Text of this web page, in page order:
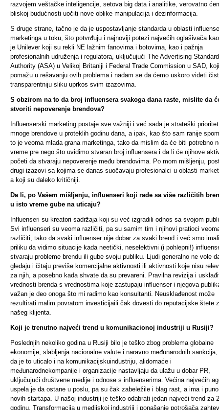
razvojem veštačke inteligencije, setova big data i analitike, verovatno
bliskoj budućnosti uočiti nove oblike manipulacija i dezinformacija.
S druge strane, tačno je da je uspostavljanje standarda u oblasti
marketinga u toku, što potvrđuju i najnoviji potezi najvećih oglašivača
je Unilever koji su rekli NE lažnim fanovima i botovima, kao i pažnja
profesionalnih udruženja i regulatora, uključujući The Advertising
Authority (ASA) u Velikoj Britaniji i Federal Trade Commission u SAD, koji
pomažu u rešavanju ovih problema i nadam se da ćemo uskoro videti
transparentniju sliku uprkos svim izazovima.
S obzirom na to da broj influensera svakoga dana raste, mislite da
stvoriti nepoverenje brendova?
Influenserski marketing postaje sve važniji i već sada je strateški
mnoge brendove u proteklih godinu dana, a ipak, kao što sam ranije
to je veoma mlada grana marketinga, tako da mislim da će biti potrebno
vreme pre nego što uvidimo stvaran broj influensera i da li će njihove
početi da stvaraju nepoverenje među brendovima. Po mom mišljenju,
drugi izazovi sa kojima se danas suočavaju profesionalci u oblasti
a koji su daleko kritičniji.
Da li, po Vašem mišljenju, influenseri koji rade sa više različitih
u isto vreme gube na uticaju?
Influenseri su kreatori sadržaja koji su već izgradili odnos sa svojom
Svi influenseri su veoma različiti, pa su samim tim i njihovi pratioci
različiti, tako da svaki influenser nije dobar za svaki brend i već smo imali
priliku da vidimo situacije kada neetički, neselektivni (i pohlepni!)
stvaraju probleme brendu ili gube svoju publiku. Ljudi generalno ne vole
gledaju i čitaju previše komercijalne aktivnosti ili aktivnosti koje nisu
za njih, a posebno kada shvate da su prevareni. Pravilna revizija i
vrednosti brenda s vrednostima koje zastupaju influenser i njegova
važan je deo onoga što mi radimo kao konsultanti. Neusklađenost može
rezultirati malim povratom investicijaili čak dovesti do reputacijske štete
našeg klijenta.
Koji je trenutno najveći trend u komunikacionoj industriji u Rusiji?
Poslednjih nekoliko godina u Rusiji bilo je teško zbog problema globalne
ekonomije, slabljenja nacionalne valute i naravno međunarodnih
da je to uticalo i na komunikacijskuindustriju, alidomaće i
međunarodnekompanije i organizacije nastavljaju da ulažu u dobar PR,
uključujući društvene medije i odnose s influenserima. Većina najvećih
uspela je da ostane u poslu, pa su čak zabeležile i blag rast, a ima i puno
novih startapa. U našoj industriji je teško odabrati jedan najveći trend za
godinu. Transformacija u medijskoj industriji i ponašanje potrošača